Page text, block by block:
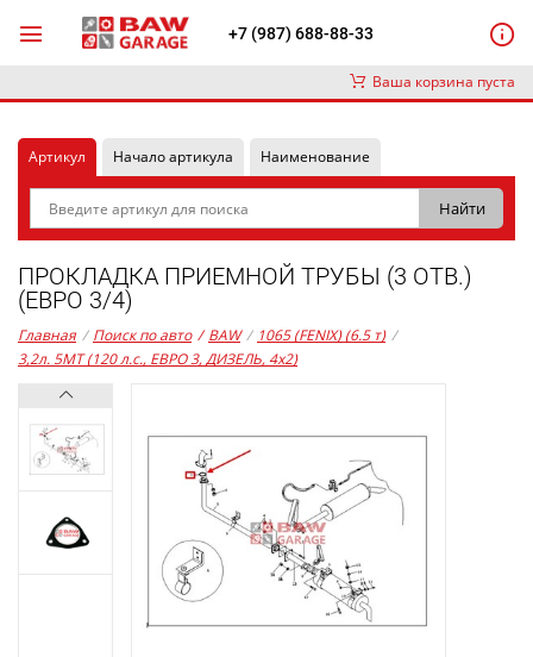
+7 (987) 688-88-33
Ваша корзина пуста
Артикул Начало артикула Наименование
ПРОКЛАДКА ПРИЕМНОЙ ТРУБЫ (3 ОТВ.)
(ЕВРО 3/4)
Главная / Поиск по авто / BAW / 1065 (FENIX) (6.5 т) /
3,2л. 5MT (120 л.с., ЕВРО 3, ДИЗЕЛЬ, 4x2)